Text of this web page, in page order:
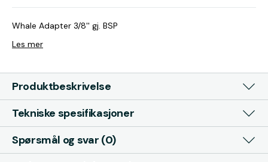
Whale Adapter 3/8'' gj. BSP
Les mer
Produktbeskrivelse
Tekniske spesifikasjoner
Spørsmål og svar (0)